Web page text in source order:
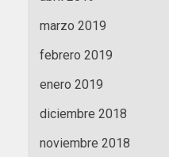
marzo 2019
febrero 2019
enero 2019
diciembre 2018
noviembre 2018